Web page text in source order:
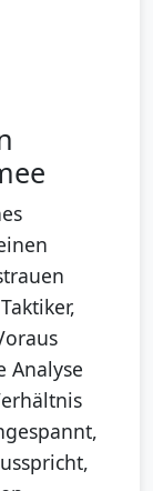
Analyse